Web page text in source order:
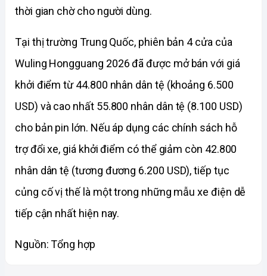
thời gian chờ cho người dùng.
Tại thị trường Trung Quốc, phiên bản 4 cửa của
Wuling Hongguang 2026 đã được mở bán với giá
khởi điểm từ 44.800 nhân dân tệ (khoảng 6.500
USD) và cao nhất 55.800 nhân dân tệ (8.100 USD)
cho bản pin lớn. Nếu áp dụng các chính sách hỗ
trợ đổi xe, giá khởi điểm có thể giảm còn 42.800
nhân dân tệ (tương đương 6.200 USD), tiếp tục
củng cố vị thế là một trong những mẫu xe điện dễ
tiếp cận nhất hiện nay.
Nguồn: Tổng hợp